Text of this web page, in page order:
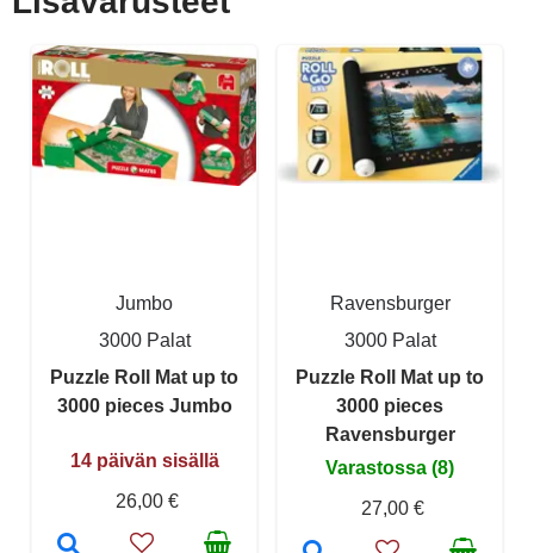
Jumbo
3000 Palat
Puzzle Roll Mat up to
3000 pieces Jumbo
14 päivän sisällä
26,00 €
Ravensburger
3000 Palat
Puzzle Roll Mat up to
3000 pieces
Ravensburger
Varastossa (8)
27,00 €